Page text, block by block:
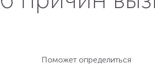
Поможет определиться